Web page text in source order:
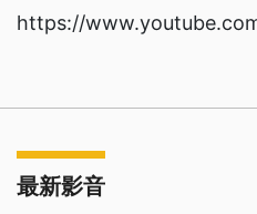
https://
最新影音